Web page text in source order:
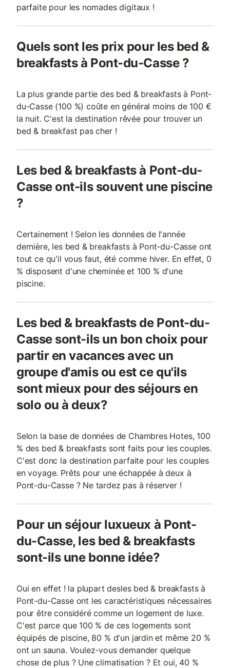
parfaite pour les nomades digitaux !
Quels sont les prix pour les bed &
breakfasts à Pont-du-Casse ?
La plus grande partie des bed & breakfasts à Pont-
du-Casse (100 %) coûte en général moins de 100 €
la nuit. C'est la destination rêvée pour trouver un
bed & breakfast pas cher !
Les bed & breakfasts à Pont-du-
Casse ont-ils souvent une piscine
?
Certainement ! Selon les données de l'année
dernière, les bed & breakfasts à Pont-du-Casse ont
tout ce qu'il vous faut, été comme hiver. En effet, 0
% disposent d'une cheminée et 100 % d'une
piscine.
Les bed & breakfasts de Pont-du-
Casse sont-ils un bon choix pour
partir en vacances avec un
groupe d'amis ou est ce qu'ils
sont mieux pour des séjours en
solo ou à deux?
Selon la base de données de Chambres Hotes, 100
% des bed & breakfasts sont faits pour les couples.
C'est donc la destination parfaite pour les couples
en voyage. Prêts pour une échappée à deux à
Pont-du-Casse ? Ne tardez pas à réserver !
Pour un séjour luxueux à Pont-
du-Casse, les bed & breakfasts
sont-ils une bonne idée?
Oui en effet ! la plupart desles bed & breakfasts à
Pont-du-Casse ont les caractéristiques nécessaires
pour être considéré comme un logement de luxe.
C'est parce que 100 % de ces logements sont
équipés de piscine, 80 % d'un jardin et même 20 %
ont un sauna. Voulez-vous demander quelque
chose de plus ? Une climatisation ? Et oui, 40 %